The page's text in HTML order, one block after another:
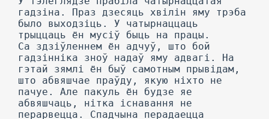
гадзіна. Праз дзесяць хвілін яму трэба
было выходзіць. У чатырнаццаць
трыццаць ён мусіў быць на працы.
Са здзіўленнем ён адчуў, што бой
гадзінніка зноў надаў яму адвагі. На
гэтай зямлі ён быў самотным прывідам,
што абвяшчае праўду, якую ніхто не
пачуе. Але пакуль ён будзе яе
абвяшчаць, нітка існавання не
перарвецца. Спадчына перадаецца